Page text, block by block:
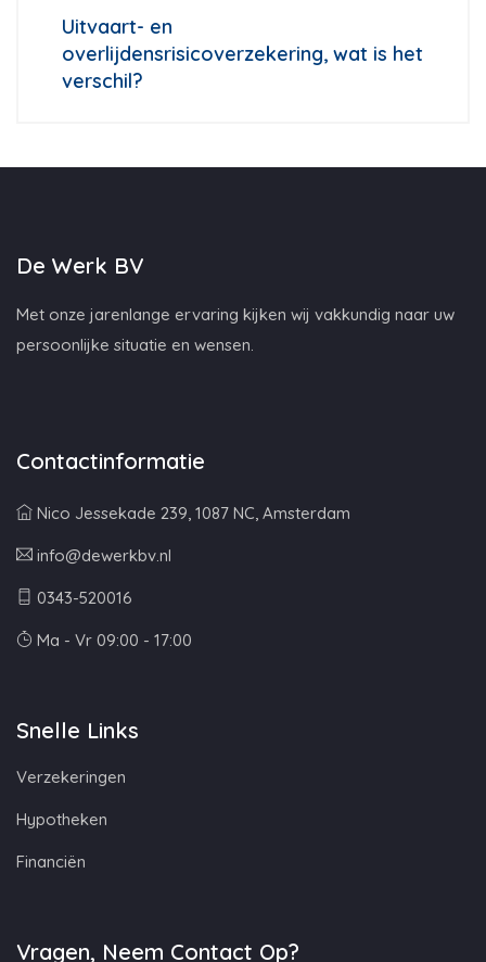
Uitvaart- en
overlijdensrisicoverzekering, wat is het
verschil?
De Werk BV
Met onze jarenlange ervaring kijken wij vakkundig naar uw
persoonlijke situatie en wensen.
Contactinformatie
Nico Jessekade 239, 1087 NC, Amsterdam
info@dewerkbv.nl
0343-520016
Ma - Vr 09:00 - 17:00
Snelle Links
Verzekeringen
Hypotheken
Financiën
Vragen, Neem Contact Op?